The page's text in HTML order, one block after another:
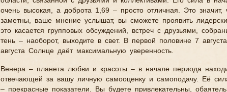
очень высокая, а доброта 1,69 – просто отличная. Это значит,
заметны, ваше мнение услышат, вы сможете проявить
это касается групповых обсуждений, встреч с друзьями,
тень – наоборот, выходите в свет. В первой половине 7
августа Солнце даёт максимальную уверенность.
Венера – планета любви и красоты – в начале периода
отвечающей за вашу личную самооценку и самоподачу. Её
– прекрасные показатели. Вы будете привлекательны,